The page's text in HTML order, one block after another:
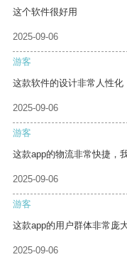
这个软件很好用
2025-09-06
游客
这款软件的设计非常人性化
2025-09-06
游客
这款app的物流非常快捷，
2025-09-06
游客
这款app的用户群体非常庞
2025-09-06